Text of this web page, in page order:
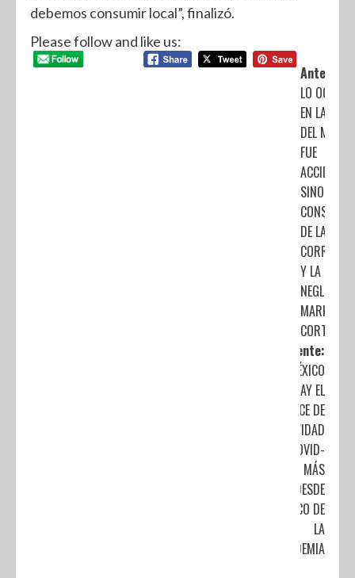
debemos consumir local”, finalizó.
Please follow and like us:
Anterior:
LO
EN LA
DEL
FUE
ACCIDENTE,
SINO
DE LA
Y LA
MARKO
CORTÉS
Siguiente:
EN MÉXICO
HAY EL
ÍNDICE DE
POSITIVIDAD
POR COVID-
19 MÁS
BAJO DESDE
EL PICO DE
LA
PANDEMIA